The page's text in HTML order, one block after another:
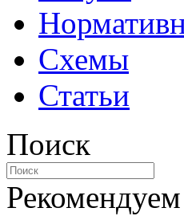
Схемы
Статьи
Поиск
Рекомендуем